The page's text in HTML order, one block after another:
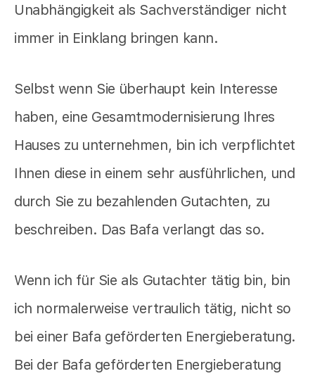
Unabhängigkeit als Sachverständiger nicht
immer in Einklang bringen kann.
Selbst wenn Sie überhaupt kein Interesse
haben, eine Gesamtmodernisierung Ihres
Hauses zu unternehmen, bin ich verpflichtet
Ihnen diese in einem sehr ausführlichen, und
durch Sie zu bezahlenden Gutachten, zu
beschreiben. Das Bafa verlangt das so.
Wenn ich für Sie als Gutachter tätig bin, bin
ich normalerweise vertraulich tätig, nicht so
bei einer Bafa geförderten Energieberatung.
Bei der Bafa geförderten Energieberatung